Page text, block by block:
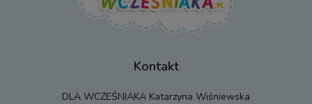
Kontakt
DLA WCZEŚNIAKA Katarzyna Wiśniewska